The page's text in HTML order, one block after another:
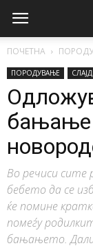
ПОЧЕТНА
ПОРОДУВАЊЕ
бањање
Во речиси
бебето да се
ќе помине
помеѓу
бањањето.